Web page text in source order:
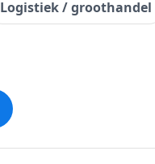
Logistiek / groothandel